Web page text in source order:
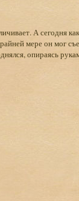
А сегодня
мере он мог
опираясь